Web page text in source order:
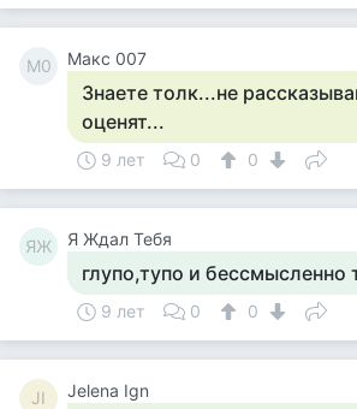
М0 Макс 007
Знаете толк...не
оценят...
9 лет 0 0
ЯЖ Я Ждал Тебя
глупо,тупо и бессмысленно
9 лет 0 0
JI Jelena Ign